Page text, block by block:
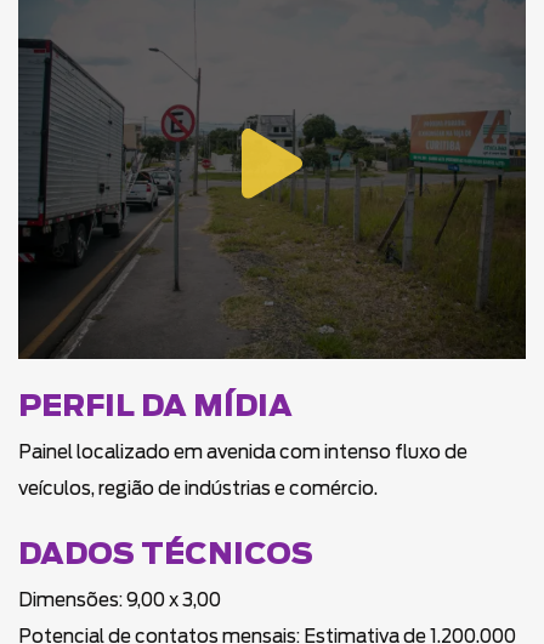
PERFIL DA MÍDIA
Painel localizado em avenida com intenso fluxo de
veículos, região de indústrias e comércio.
DADOS TÉCNICOS
Dimensões: 9,00 x 3,00
Potencial de contatos mensais: Estimativa de 1.200.000